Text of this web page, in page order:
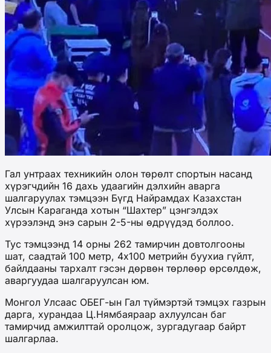
Гал унтраах техникийн олон төрөлт спортын насанд
хүрэгчдийн 16 дахь удаагийн дэлхийн аварга
шалгаруулах тэмцээн Бүгд Найрамдах Казахстан
Улсын Караганда хотын “Шахтер” цэнгэлдэх
хүрээлэнд энэ сарын 2-5-ны өдрүүдэд боллоо.
Тус тэмцээнд 14 орны 262 тамирчин довтолгооны
шат, саадтай 100 метр, 4х100 метрийн буухиа гүйлт,
байлдааны тархалт гэсэн дөрвөн төрлөөр өрсөлдөж,
аваргуудаа шалгаруулсан юм.
Монгол Улсаас ОБЕГ-ын Гал түймэртэй тэмцэх газрын
дарга, хурандаа Ц.Нямбаяраар ахлуулсан баг
тамирчид амжилттай оролцож, зургадугаар байрт
шалгарлаа.